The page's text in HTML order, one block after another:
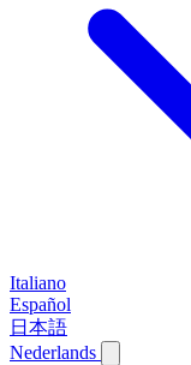
Italiano
Español
日本語
Nederlands